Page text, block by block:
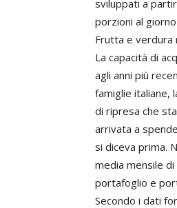
sviluppati a
porzioni al
Frutta e verdura
La capacità di
agli anni più
famiglie italiane,
di ripresa che
arrivata a
si diceva prima.
media mensile
portafoglio e
Secondo i dati